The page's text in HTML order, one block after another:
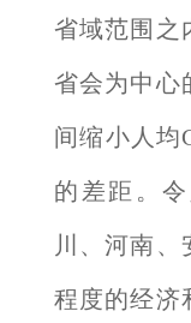
省域范围之
省会为中心
间缩小人均
的差距。
川、河南、
程度的经济